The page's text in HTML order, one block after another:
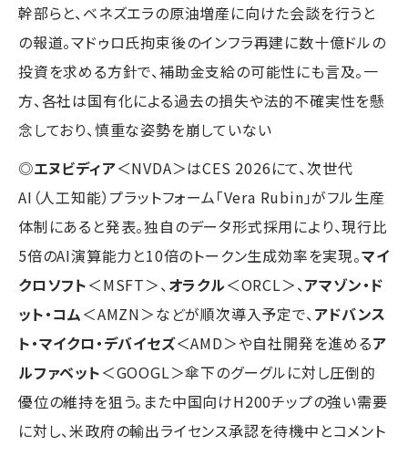
幹部らと、ベネズエラの原油増産に向けた会談を行うと
の報道。マドゥロ氏拘束後のインフラ再建に数十億ドルの
投資を求める方針で、補助金支給の可能性にも言及。一
方、各社は国有化による過去の損失や法的不確実性を懸
念しており、慎重な姿勢を崩していない
◎エヌビディア＜NVDA＞はCES 2026にて、次世代
AI（人工知能）プラットフォーム「Vera Rubin」がフル生産
体制にあると発表。独自のデータ形式採用により、現行比
5倍のAI演算能力と10倍のトークン生成効率を実現。マイ
クロソフト＜MSFT＞、 オラクル＜ORCL＞、アマゾン・ド
ット・コム＜AMZN＞などが順次導入予定で、 アドバンス
ト・マイクロ・デバイセズ＜AMD＞や自社開発を進めるア
ルファベット＜GOOGL＞傘下のグーグルに対し圧倒的
優位の維持を狙う。また中国向けH200チップの強い需要
に対し、米政府の輸出ライセンス承認を待機中とコメント